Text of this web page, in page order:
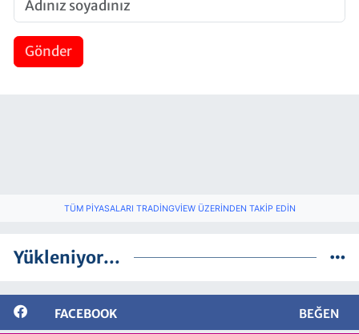
Gönder
TÜM PIYASALARI TRADINGVIEW ÜZERINDEN TAKIP EDIN
Yükleniyor...
FACEBOOK BEĞEN